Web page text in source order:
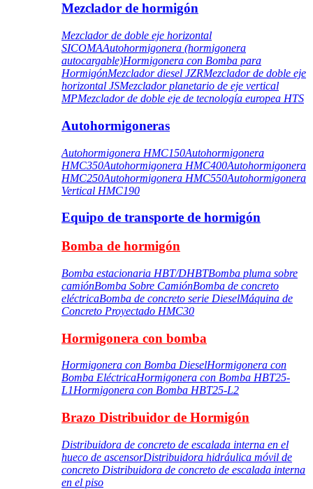
Mezclador de hormigón
Mezclador de doble eje horizontal
SICOMAAutohormigonera (hormigonera
autocargable)Hormigonera con Bomba para
HormigónMezclador diesel JZRMezclador de doble eje
horizontal JSMezclador planetario de eje vertical
MPMezclador de doble eje de tecnología europea HTS
Autohormigoneras
Autohormigonera HMC150Autohormigonera
HMC350Autohormigonera HMC400Autohormigonera
HMC250Autohormigonera HMC550Autohormigonera
Vertical HMC190
Equipo de transporte de hormigón
Bomba de hormigón
Bomba estacionaria HBT/DHBTBomba pluma sobre
camiónBomba Sobre CamiónBomba de concreto
eléctricaBomba de concreto serie DieselMáquina de
Concreto Proyectado HMC30
Hormigonera con bomba
Hormigonera con Bomba DieselHormigonera con
Bomba EléctricaHormigonera con Bomba HBT25-
L1Hormigonera con Bomba HBT25-L2
Brazo Distribuidor de Hormigón
Distribuidora de concreto de escalada interna en el
hueco de ascensorDistribuidora hidráulica móvil de
concreto Distribuidora de concreto de escalada interna
en el piso